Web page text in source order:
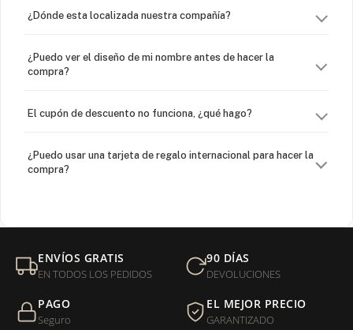
¿Dónde esta localizada nuestra compañía?
¿Puedo ver el diseño de mi nombre antes de hacer la
compra?
El cupón de descuento no funciona, ¿qué hago?
¿Puedo usar una tarjeta de regalo internacional para hacer la
compra?
Mi orden fue devuelta por USPS, ¿qué hago para que sea
entregada?
¿Sus productos son libres de níquel?
ENVÍOS GRATIS
EN TODOS LOS PEDIDOS
90 DÍAS
DEVOLUCIONES
PAGO
Seguro
EL MEJOR PRECIO
GARANTIZADO